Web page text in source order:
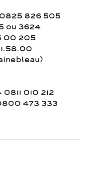
0825 826 505
ou 3624
00 205
010 212
473 333